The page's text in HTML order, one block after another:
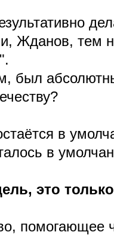
Жданов, тем
был
в
в
это
помогающее